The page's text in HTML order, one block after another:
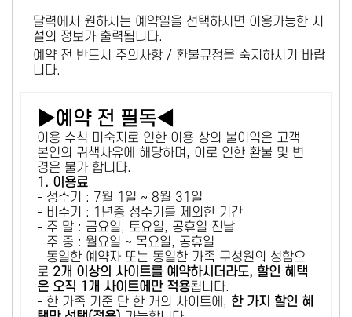
달력에서 원하시는 예약일을 선택하시면 이용가능한 시
설의 정보가 출력됩니다.
예약 전 반드시 주의사항 / 환불규정을 숙지하시기 바랍
니다.
▶예약 전 필독◀
이용 수칙 미숙지로 인한 이용 상의 불이익은 고객
본인의 귀책사유에 해당하며, 이로 인한 환불 및 변
경은 불가 합니다.
1. 이용료
- 성수기 : 7월 1일 ~ 8월 31일
- 비수기 : 1년중 성수기를 제외한 기간
- 주 말 : 금요일, 토요일, 공휴일 전날
- 주 중 : 월요일 ~ 목요일, 공휴일
- 동일한 예약자 또는 동일한 가족 구성원의 성함으
로 2개 이상의 사이트를 예약하시더라도, 할인 혜택
은 오직 1개 사이트에만 적용됩니다.
- 한 가족 기준 단 한 개의 사이트에, 한 가지 할인 혜